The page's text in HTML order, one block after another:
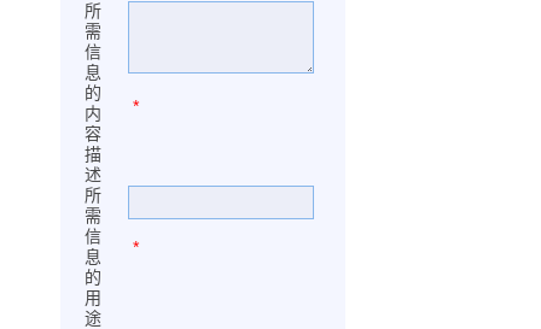
所
需
信
息
的
内
容
描
述
*
所
需
信
息
的
用
途
*